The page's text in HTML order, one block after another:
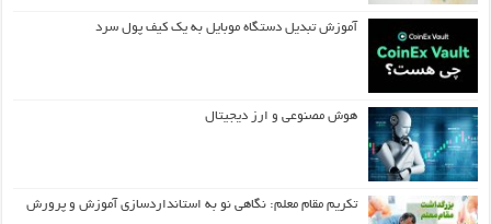
آموزش تبدیل دستگاه موبایل به یک کیف‌ پول سرد
هوش مصنوعی و ارز دیجیتال
تکریم مقام معلم: نگاهی نو به استانداردسازی آموزش و پرورش